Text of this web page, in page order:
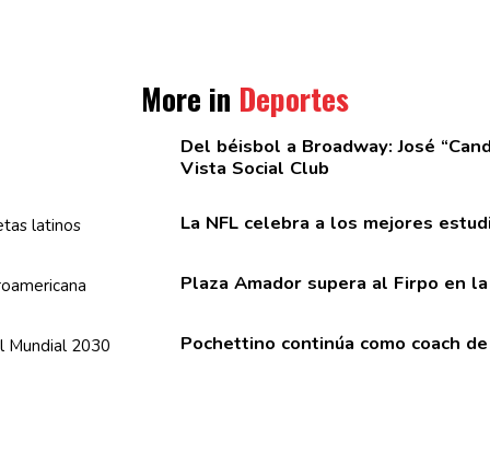
More in Deportes
Del béisbol a Broadway: José
Vista Social Club
La NFL celebra a los mejores
Plaza Amador supera al Firpo en
Pochettino continúa como coach